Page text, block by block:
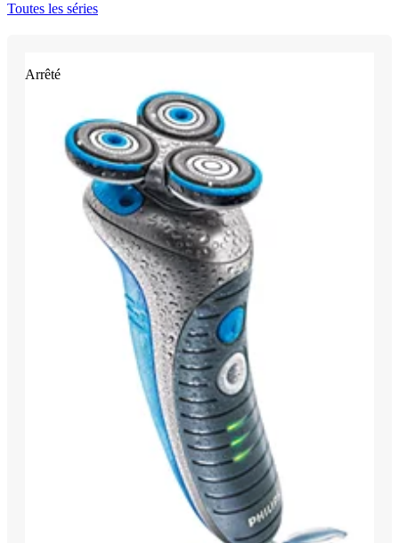
Toutes les séries
Arrêté